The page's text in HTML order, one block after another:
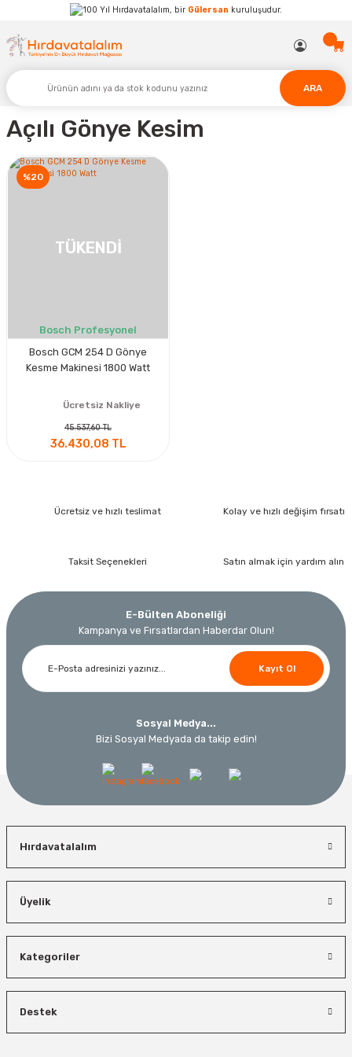
Hırdavatalalım, bir Gülersan kuruluşudur.
ARA
Açılı Gönye Kesim
TÜKENDİ
%20
Bosch Profesyonel
Bosch GCM 254 D Gönye
Kesme Makinesi 1800 Watt
Ücretsiz Nakliye
45.537,60 TL
36.430,08 TL
Ücretsiz ve hızlı teslimat Kolay ve hızlı değişim fırsatı
Taksit Seçenekleri Satın almak için yardım alın
E-Bülten Aboneliği
Kampanya ve Fırsatlardan Haberdar Olun!
Kayıt Ol
Sosyal Medya...
Bizi Sosyal Medyada da takip edin!
Hırdavatalalım
Üyelik
Kategoriler
Destek